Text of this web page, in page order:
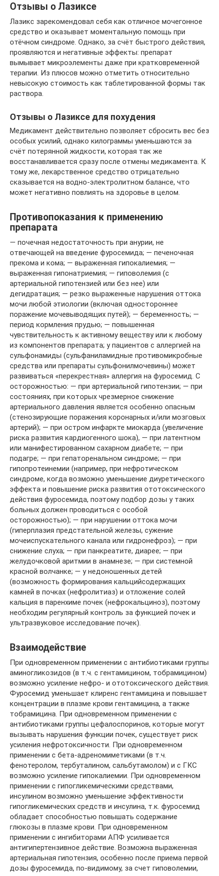
Отзывы о Лазиксе
Лазикс зарекомендовал себя как отличное мочегонное
средство и оказывает моментальную помощь при
отёчном синдроме. Однако, за счёт быстрого действия,
проявляются и негативные эффекты: препарат
вымывает микроэлементы даже при кратковременной
терапии. Из плюсов можно отметить относительно
невысокую стоимость как таблетированной формы так
раствора.
Отзывы о Лазиксе для похудения
Медикамент действительно позволяет сбросить вес без
особых усилий, однако килограммы уменьшаются за
счёт потерянной жидкости, которая так же
восстанавливается сразу после отмены медикамента. К
тому же, лекарственное средство отрицательно
сказывается на водно-электролитном балансе, что
может негативно повлиять на здоровье в целом.
Противопоказания к применению
препарата
— почечная недостаточность при анурии, не
отвечающей на введение фуросемида; — печеночная
прекома и кома; — выраженная гипокалиемия; —
выраженная гипонатриемия; — гиповолемия (с
артериальной гипотензией или без нее) или
дегидратация; — резко выраженные нарушения оттока
мочи любой этиологии (включая одностороннее
поражение мочевыводящих путей); — беременность; —
период кормления прудью; — повышенная
чувствительность к активному веществу или к любому
из компонентов препарата; у пациентов с аллергией на
сульфонамиды (сульфаниламидные противомикробные
средства или препараты сульфонилмочевины) может
развиваться «перекрестная» аллергия на фуросемид. С
осторожностью: — при артериальной гипотензии; — при
состояниях, при которых чрезмерное снижение
артериального давления является особенно опасным
(стенозирующие поражения коронарных и/или мозговых
артерий); — при остром инфаркте миокарда (увеличение
риска развития кардиогенного шока), — при латентном
или манифестированном сахарном диабете; — при
подагре; — при гепаторенальном синдроме; — при
гипопротеинемии (например, при нефротическом
синдроме, когда возможно уменьшение диуретического
эффекта и повышение риска развития ототоксического
действия фуросемида, поэтому подбор дозы у таких
больных должен проводиться с особой
осторожностью); — при нарушении оттока мочи
(гиперплазия предстательной железы, сужение
мочеиспускательного канала или гидронефроз); — при
снижение слуха; — при панкреатите, диарее; — при
желудочковой аритмии в анамнезе; — при системной
красной волчанке; — у недоношенных детей
(возможность формирования кальцийсодержащих
камней в почках (нефролитиаз) и отложение солей
кальция в паренхиме почек (нефрокальциноз), поэтому
необходим регулярный контроль за функцией почек и
ультразвуковое исследование почек).
Взаимодействие
При одновременном применении с антибиотиками группы
аминогликозидов (в т.ч. с гентамицином, тобрамицином)
возможно усиление нефро- и ототоксического действия.
Фуросемид уменьшает клиренс гентамицина и повышает
концентрации в плазме крови гентамицина, а также
тобрамицина. При одновременном применении с
антибиотиками группы цефалоспоринов, которые могут
вызывать нарушения функции почек, существует риск
усиления нефротоксичности. При одновременном
применении с бета-адреномиметиками (в т.ч.
фенотеролом, тербуталином, сальбутамолом) и с ГКС
возможно усиление гипокалиемии. При одновременном
применении с гипогликемическими средствами,
инсулином возможно уменьшение эффективности
гипогликемических средств и инсулина, т.к. фуросемид
обладает способностью повышать содержание
глюкозы в плазме крови. При одновременном
применении с ингибиторами АПФ усиливается
антигипертензивное действие. Возможна выраженная
артериальная гипотензия, особенно после приема первой
дозы фуросемида, по-видимому, за счет гиповолемии,